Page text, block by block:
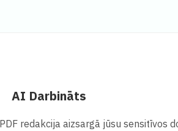
AI Darbināts
redakcija aizsargā jūsu sensitīvos